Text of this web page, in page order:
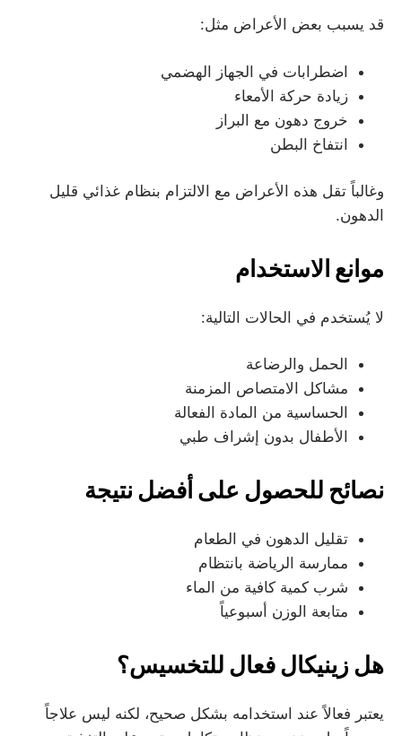
قد يسبب بعض الأعراض مثل:
اضطرابات في الجهاز الهضمي
زيادة حركة الأمعاء
خروج دهون مع البراز
انتفاخ البطن
وغالباً تقل هذه الأعراض مع الالتزام بنظام غذائي قليل
الدهون.
موانع الاستخدام
لا يُستخدم في الحالات التالية:
الحمل والرضاعة
مشاكل الامتصاص المزمنة
الحساسية من المادة الفعالة
الأطفال بدون إشراف طبي
نصائح للحصول على أفضل نتيجة
تقليل الدهون في الطعام
ممارسة الرياضة بانتظام
شرب كمية كافية من الماء
متابعة الوزن أسبوعياً
هل زينيكال فعال للتخسيس؟
يعتبر فعالاً عند استخدامه بشكل صحيح، لكنه ليس علاجاً